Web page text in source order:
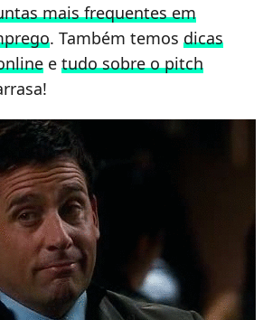
mais frequentes em
. Também temos dicas
e tudo sobre o pitch